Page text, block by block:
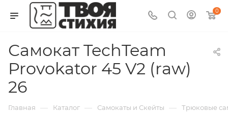
0
Самокат TechTeam
Provokator 45 V2 (raw)
26
Главная — Каталог — Самокаты и Скейты — Трюковые